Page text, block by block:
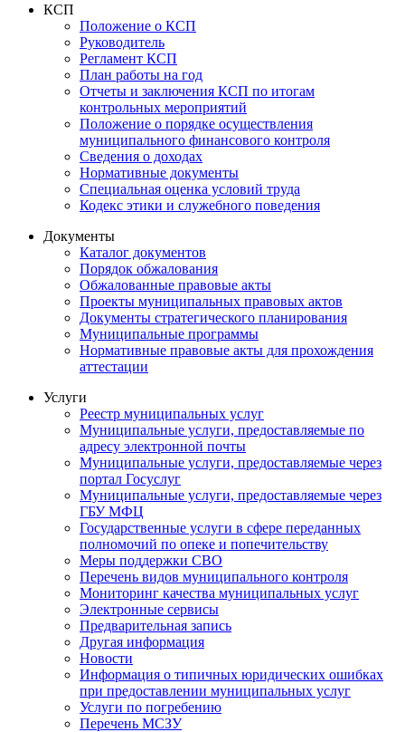
КСП
Положение о КСП
Руководитель
Регламент КСП
План работы на год
Отчеты и заключения КСП по итогам
контрольных мероприятий
Положение о порядке осуществления
муниципального финансового контроля
Сведения о доходах
Нормативные документы
Специальная оценка условий труда
Кодекс этики и служебного поведения
Документы
Каталог документов
Порядок обжалования
Обжалованные правовые акты
Проекты муниципальных правовых актов
Документы стратегического планирования
Муниципальные программы
Нормативные правовые акты для прохождения
аттестации
Услуги
Реестр муниципальных услуг
Муниципальные услуги, предоставляемые по
адресу электронной почты
Муниципальные услуги, предоставляемые через
портал Госуслуг
Муниципальные услуги, предоставляемые через
ГБУ МФЦ
Государственные услуги в сфере переданных
полномочий по опеке и попечительству
Меры поддержки СВО
Перечень видов муниципального контроля
Мониторинг качества муниципальных услуг
Электронные сервисы
Предварительная запись
Другая информация
Новости
Информация о типичных юридических ошибках
при предоставлении муниципальных услуг
Услуги по погребению
Перечень МСЗУ